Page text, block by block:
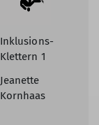
Inklusions-
Klettern 1
Jeanette
Kornhaas